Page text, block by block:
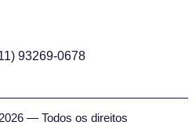
93269-0678
— Todos os direitos